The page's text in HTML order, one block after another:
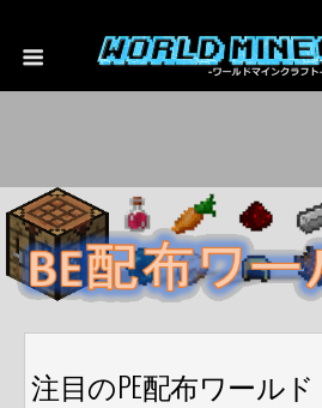
注目のPE配布ワールド